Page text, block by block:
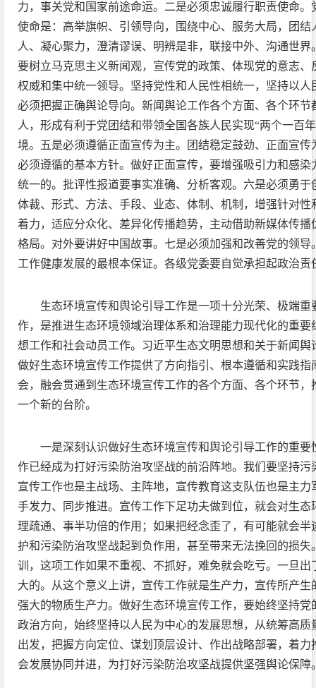
力，事关党和国家前途命运。二是必须忠诚履行职责使命
使命是：高举旗帜、引领导向，围绕中心、服务大局，团
人、凝心聚力，澄清谬误、明辨是非，联接中外、沟通世
要树立马克思主义新闻观，宣传党的政策、体现党的意志
权威和集中统一领导。坚持党性和人民性相统一，坚持以
必须把握正确舆论导向。新闻舆论工作各个方面、各个环
人，形成有利于党团结和带领全国各族人民实现“两个一百
境。五是必须遵循正面宣传为主。团结稳定鼓劲、正面宣
必须遵循的基本方针。做好正面宣传，要增强吸引力和感
统一的。批评性报道要事实准确、分析客观。六是必须勇
体裁、形式、方法、手段、业态、体制、机制，增强针对
着力，适应分众化、差异化传播趋势，主动借助新媒体传
格局。对外要讲好中国故事。七是必须加强和改善党的领
工作健康发展的最根本保证。各级党委要自觉承担起政治责
生态环境宣传和舆论引导工作是一项十分光荣、极端
作，是推进生态环境领域治理体系和治理能力现代化的重
想工作和社会动员工作。习近平生态文明思想和关于新闻
做好生态环境宣传工作提供了方向指引、根本遵循和实践
会，融会贯通到生态环境宣传工作的各个方面、各个环节
一个新的台阶。
一是深刻认识做好生态环境宣传和舆论引导工作的重
作已经成为打好污染防治攻坚战的前沿阵地。我们要坚持
宣传工作也是主战场、主阵地，宣传教育这支队伍也是主
手发力、同步推进。宣传工作下足功夫做到位，就会对生
理疏通、事半功倍的作用；如果把经念歪了，有可能就会
护和污染防治攻坚战起到负作用，甚至带来无法挽回的损
训，这项工作如果不重视、不抓好，难免就会吃亏。一旦
大的。从这个意义上讲，宣传工作就是生产力，宣传所产
强大的物质生产力。做好生态环境宣传工作，要始终坚持
政治方向，始终坚持以人民为中心的发展思想，从统筹高
出发，把握方向定位、谋划顶层设计、作出战略部署，着
会发展协同并进，为打好污染防治攻坚战提供坚强舆论保障